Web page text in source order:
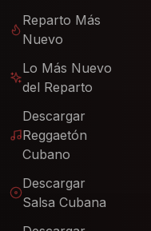
Reparto Más
Nuevo
Lo Más Nuevo
del Reparto
Descargar
Reggaetón
Cubano
Descargar
Salsa Cubana